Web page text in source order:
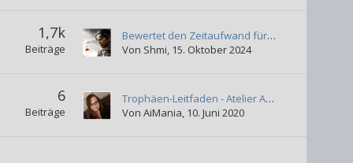
1,7k
Beiträge
Bewertet den Zeitaufwand für die Platin-Trophäe
Von Shmi 15. Oktober 2024
6
Beiträge
Trophäen-Leitfaden - Atelier Ayesha Plus The Alchemists of Dusk
Von AiMania 10. Juni 2020